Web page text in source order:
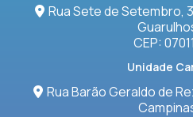
Rua Sete de Setembro,
CEP:
Unidade
Rua Barão Geraldo de